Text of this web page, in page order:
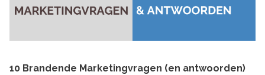
10 Brandende Marketingvragen (en antwoorden)